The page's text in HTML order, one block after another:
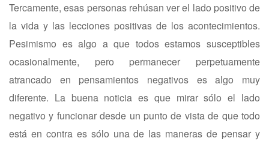
Tercamente, esas personas rehúsan ver el lado positivo de
la vida y las lecciones positivas de los acontecimientos.
Pesimismo es algo a que todos estamos susceptibles
ocasionalmente, pero permanecer perpetuamente
atrancado en pensamientos negativos es algo muy
diferente. La buena noticia es que mirar sólo el lado
negativo y funcionar desde un punto de vista de que todo
está en contra es sólo una de las maneras de pensar y